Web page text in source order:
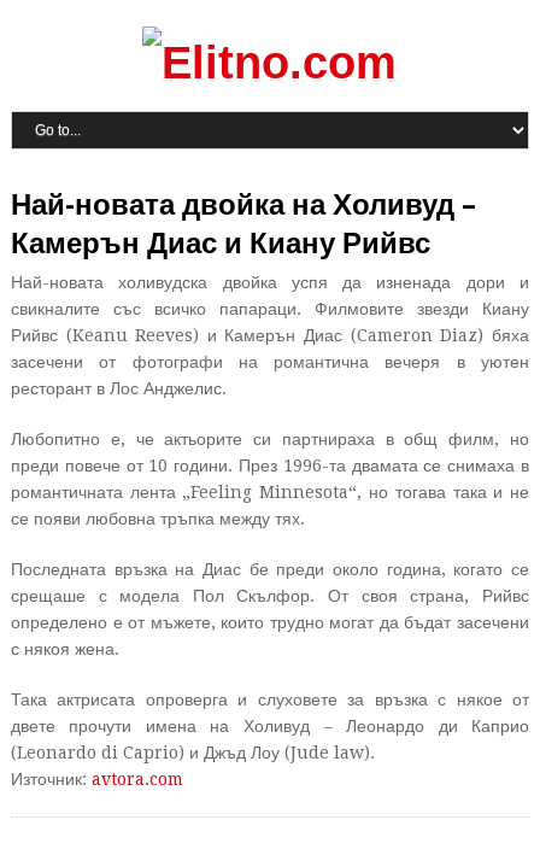
Най-новата двойка на Холивуд –
Камерън Диас и Киану Рийвс
Най-новата холивудска двойка успя да изненада дори и
свикналите със всичко папараци. Филмовите звезди Киану
Рийвс (Keanu Reeves) и Камерън Диас (Cameron Diaz) бяха
засечени от фотографи на романтична вечеря в уютен
ресторант в Лос Анджелис.
Любопитно е, че актьорите си партнираха в общ филм, но
преди повече от 10 години. През 1996-та двамата се снимаха в
романтичната лента „Feeling Minnesota“, но тогава така и не
се появи любовна тръпка между тях.
Последната връзка на Диас бе преди около година, когато се
срещаше с модела Пол Скълфор. От своя страна, Рийвс
определено е от мъжете, които трудно могат да бъдат засечени
с някоя жена.
Така актрисата опроверга и слуховете за връзка с някое от
двете прочути имена на Холивуд – Леонардо ди Каприо
(Leonardo di Caprio) и Джъд Лоу (Jude law).
Източник: avtora.com